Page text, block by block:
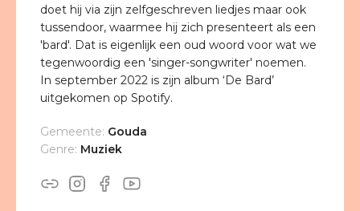
doet hij via zijn zelfgeschreven liedjes maar ook
tussendoor, waarmee hij zich presenteert als een
'bard'. Dat is eigenlijk een oud woord voor wat we
tegenwoordig een 'singer-songwriter' noemen.
In september 2022 is zijn album ‘De Bard’
uitgekomen op Spotify.
Gemeente: Gouda
Genre: Muziek